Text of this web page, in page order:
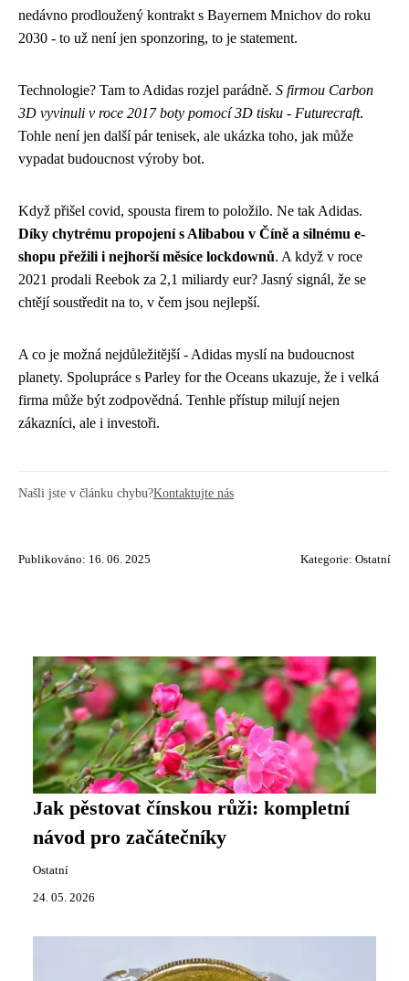
nedávno prodloužený kontrakt s Bayernem Mnichov do roku
2030 - to už není jen sponzoring, to je statement.
Technologie? Tam to Adidas rozjel parádně. S firmou Carbon
3D vyvinuli v roce 2017 boty pomocí 3D tisku - Futurecraft.
Tohle není jen další pár tenisek, ale ukázka toho, jak může
vypadat budoucnost výroby bot.
Když přišel covid, spousta firem to položilo. Ne tak Adidas.
Díky chytrému propojení s Alibabou v Číně a silnému e-
shopu přežili i nejhorší měsíce lockdownů. A když v roce
2021 prodali Reebok za 2,1 miliardy eur? Jasný signál, že se
chtějí soustředit na to, v čem jsou nejlepší.
A co je možná nejdůležitější - Adidas myslí na budoucnost
planety. Spolupráce s Parley for the Oceans ukazuje, že i velká
firma může být zodpovědná. Tenhle přístup milují nejen
zákazníci, ale i investoři.
Našli jste v článku chybu?Kontaktujte nás
Publikováno: 16. 06. 2025 Kategorie: Ostatní
Jak pěstovat čínskou růži: kompletní
návod pro začátečníky
Ostatní
24. 05. 2026